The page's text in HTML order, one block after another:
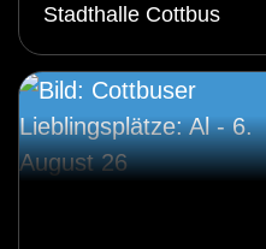
Stadthalle Cottbus